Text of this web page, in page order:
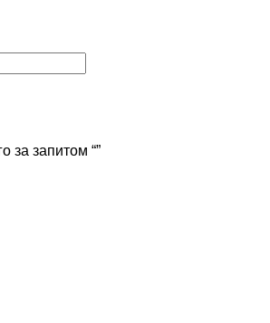
за запитом “”